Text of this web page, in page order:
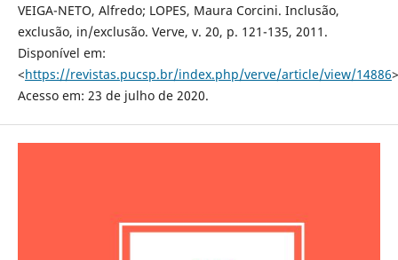
VEIGA-NETO, Alfredo; LOPES, Maura Corcini. Inclusão,
exclusão, in/exclusão. Verve, v. 20, p. 121-135, 2011.
Disponível em:
<https://revistas.pucsp.br/index.php/verve/article/view/14886
Acesso em: 23 de julho de 2020.